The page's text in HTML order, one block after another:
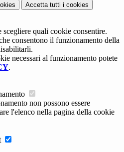
Accetta tutti i cookies
scegliere quali cookie consentire.
consentono il funzionamento della
necessari al funzionamento potete
.
non possono essere
l'elenco nella pagina della cookie